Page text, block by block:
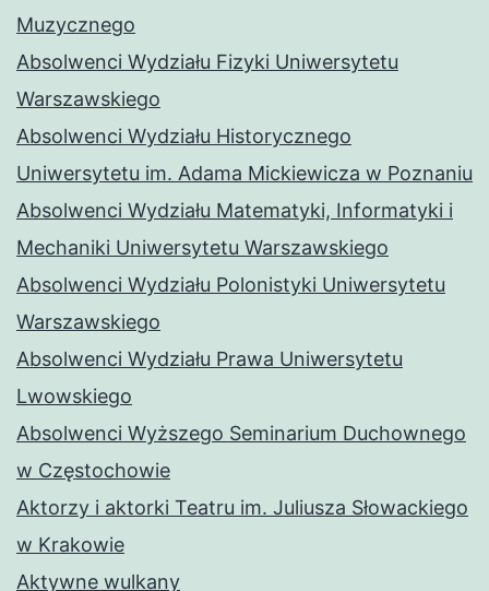
Muzycznego
Absolwenci Wydziału Fizyki Uniwersytetu
Warszawskiego
Absolwenci Wydziału Historycznego
Uniwersytetu im. Adama Mickiewicza w Poznaniu
Absolwenci Wydziału Matematyki, Informatyki i
Mechaniki Uniwersytetu Warszawskiego
Absolwenci Wydziału Polonistyki Uniwersytetu
Warszawskiego
Absolwenci Wydziału Prawa Uniwersytetu
Lwowskiego
Absolwenci Wyższego Seminarium Duchownego
w Częstochowie
Aktorzy i aktorki Teatru im. Juliusza Słowackiego
w Krakowie
Aktywne wulkany